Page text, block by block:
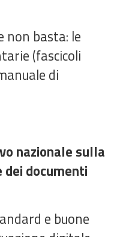
non basta: le
(fascicoli
di
nazionale sulla
dei documenti
e buone